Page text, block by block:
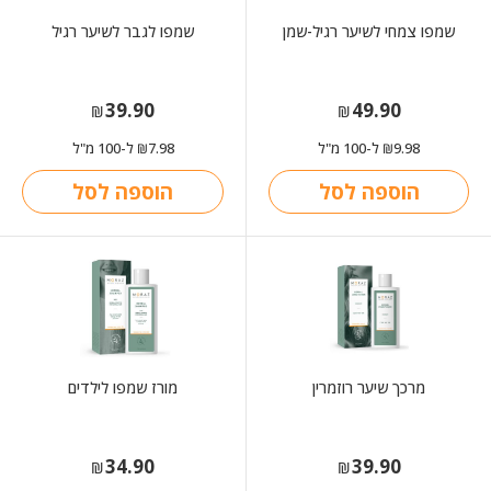
שמפו צמחי לשיער רגיל-שמן
₪49.90
₪9.98 ל-100 מ"ל
הוספה לסל
שמפו לגבר לשיער רגיל
₪39.90
₪7.98 ל-100 מ"ל
הוספה לסל
מרכך שיער רוזמרין
₪39.90
מורז שמפו לילדים
₪34.90